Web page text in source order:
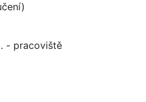
- pracoviště